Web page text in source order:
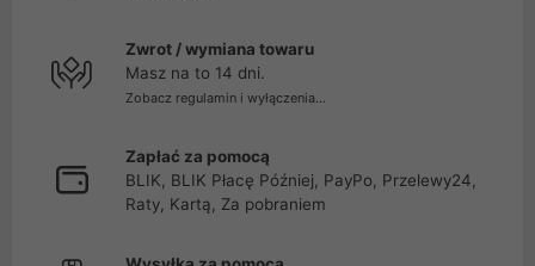
Zwrot / wymiana towaru
Masz na to 14 dni.
Zobacz regulamin i wyłączenia...
Zapłać za pomocą
BLIK, BLIK Płacę Później, PayPo, Przelewy24,
Raty, Kartą, Za pobraniem